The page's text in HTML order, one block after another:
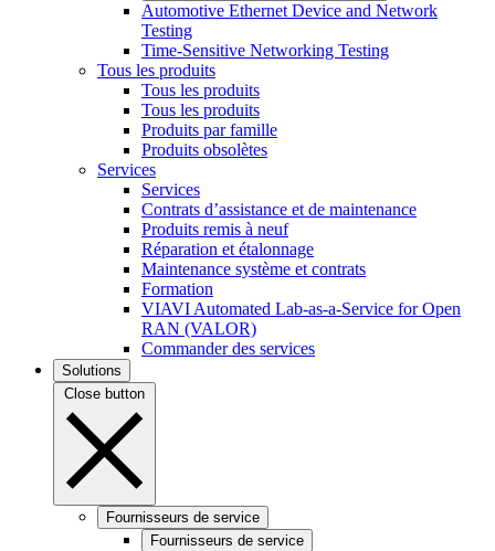
Automotive Ethernet Device and Network
Testing
Time-Sensitive Networking Testing
Tous les produits
Tous les produits
Tous les produits
Produits par famille
Produits obsolètes
Services
Services
Contrats d’assistance et de maintenance
Produits remis à neuf
Réparation et étalonnage
Maintenance système et contrats
Formation
VIAVI Automated Lab-as-a-Service for Open
RAN (VALOR)
Commander des services
Solutions
Close button
Fournisseurs de service
Fournisseurs de service